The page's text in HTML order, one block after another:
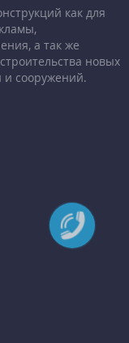
как для
а так же
новых
и сооружений.